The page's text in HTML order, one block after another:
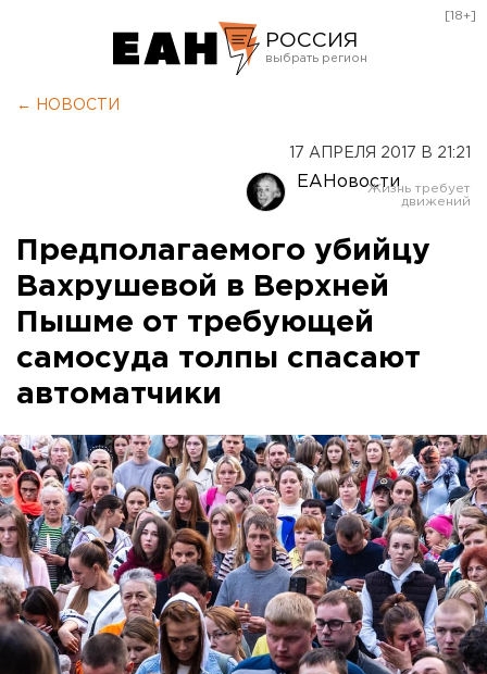
РОССИЯ
Оренбург
[18+]
← НОВОСТИ
17 АПРЕЛЯ 2017 В 21:21
ЕАНовости
Предполагаемого убийцу
Вахрушевой в Верхней
Пышме от требующей
самосуда толпы спасают
автоматчики